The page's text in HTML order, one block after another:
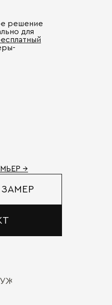
решение
для
→